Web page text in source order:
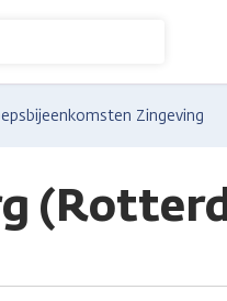
Zingeving